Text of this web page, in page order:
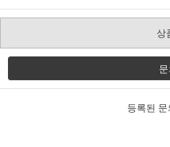
상
등록된